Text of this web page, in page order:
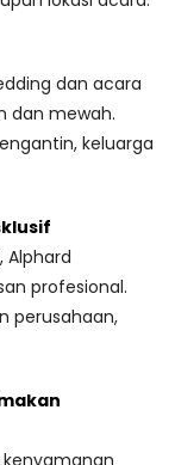
dan acara
dan mewah.
keluarga
Alphard
profesional.
perusahaan,